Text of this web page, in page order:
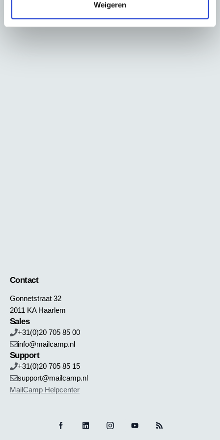
Weigeren
Contact
Gonnetstraat 32
2011 KA Haarlem
Sales
+31(0)20 705 85 00
info@mailcamp.nl
Support
+31(0)20 705 85 15
support@mailcamp.nl
MailCamp Helpcenter